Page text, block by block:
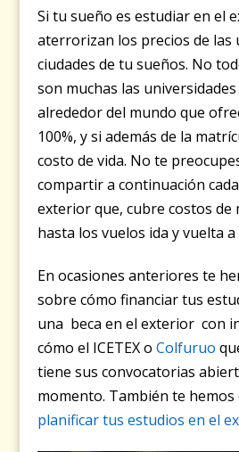
Si tu sueño es estudiar en el
aterrorizan los precios de las
ciudades de tu sueños. No
son muchas las
alrededor del mundo que
100%, y si además de la
costo de vida. No te
compartir a continuación
exterior que, cubre costos de
hasta los vuelos ida y vuelta
En ocasiones anteriores te
sobre cómo financiar tus
una beca en el exterior con
cómo el ICETEX o Colfuruo
tiene sus convocatorias
momento. También te hemos
planificar tus estudios en el